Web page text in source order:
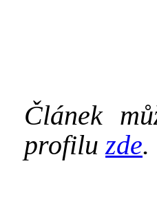
Článek
profiluzde.